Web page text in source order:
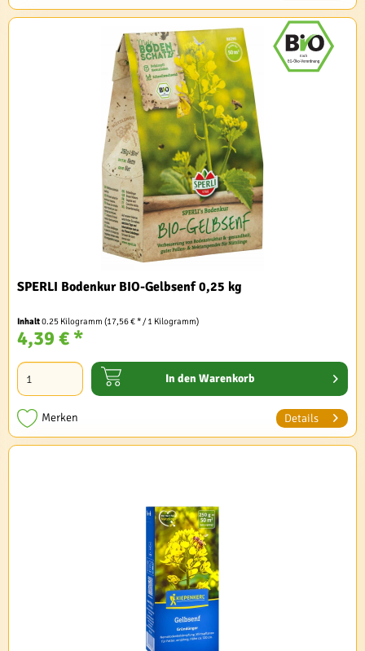
SPERLI Bodenkur BIO-Gelbsenf 0,25 kg
Inhalt0.25 Kilogramm(17,56 € * / 1 Kilogramm)
4,39 € *
In den Warenkorb
Merken Details